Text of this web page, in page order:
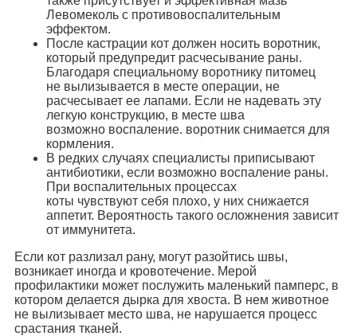
Левомеколь с противовоспалительным
эффектом.
После кастрации кот должен носить воротник,
который предупредит расчесывание раны.
Благодаря специальному воротнику питомец
не вылизывается в месте операции, не
расчесывает ее лапами. Если не надевать эту
легкую конструкцию, в месте шва
возможно воспаление. воротник снимается для
кормления.
В редких случаях специалисты приписывают
антибиотики, если возможно воспаление раны.
При воспалительных процессах
коты чувствуют себя плохо, у них снижается
аппетит. Вероятность такого осложнения зависит
от иммунитета.
Если кот разлизал рану, могут разойтись швы,
возникает иногда и кровотечение. Мерой
профилактики может послужить маленький памперс, в
котором делается дырка для хвоста. В нем животное
не вылизывает место шва, не нарушается процесс
срастания тканей.